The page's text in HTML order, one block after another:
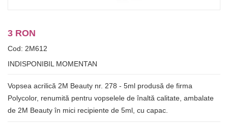
3 RON
Cod: 2M612
INDISPONIBIL MOMENTAN
Vopsea acrilică 2M Beauty nr. 278 - 5ml produsă de firma
Polycolor, renumită pentru vopselele de înaltă calitate, ambalate
de 2M Beauty în mici recipiente de 5ml, cu capac.